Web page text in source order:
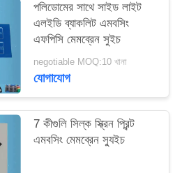
পলিডোমের সাথে সাইড লাইট
এলইডি ব্যাকলিট এমবসিং
এফপিসি মেমব্রেন সুইচ
negotiable MOQ:10 খানা
যোগাযোগ
7 কীগুলি সিল্ক স্ক্রিন প্রিন্ট
এমবসিং মেমব্রেন স্যুইচ